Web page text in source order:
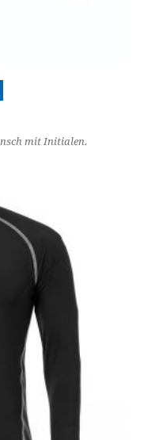
mit Initialen.